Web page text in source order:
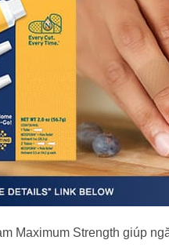
Maximum Strength giúp